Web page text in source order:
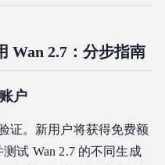
Wan 2.7：分步指南
户
证。新用户将获得免费额
试 Wan 2.7 的不同生成